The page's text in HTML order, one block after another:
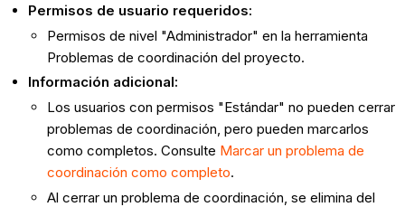
Permisos de usuario requeridos:
Permisos de nivel "Administrador" en la herramienta
Problemas de coordinación del proyecto.
Información adicional:
Los usuarios con permisos "Estándar" no pueden cerrar
problemas de coordinación, pero pueden marcarlos
como completos. Consulte Marcar un problema de
coordinación como completo.
Al cerrar un problema de coordinación, se elimina del